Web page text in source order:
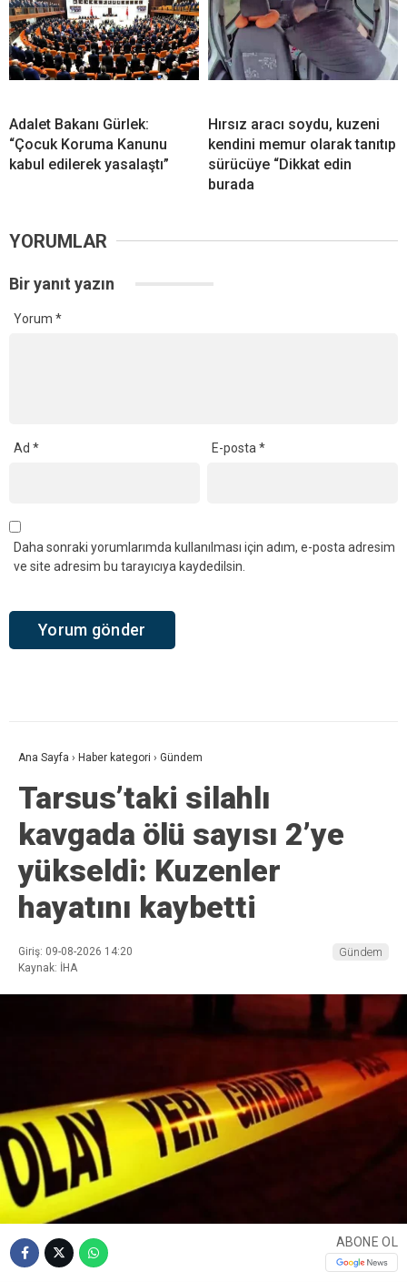
Adalet Bakanı Gürlek:
“Çocuk Koruma Kanunu
kabul edilerek yasalaştı”
Hırsız aracı soydu, kuzeni
kendini memur olarak tanıtıp
sürücüye “Dikkat edin
burada
YORUMLAR
Bir yanıt yazın
Yorum *
Ad * E-posta*
Daha sonraki yorumlarımda kullanılması için adım, e-posta adresim
ve site adresim bu tarayıcıya kaydedilsin.
Ana Sayfa › Haber kategori › Gündem
Tarsus’taki silahlı
kavgada ölü sayısı 2’ye
yükseldi: Kuzenler
hayatını kaybetti
Giriş: 09-08-2026 14:20
Kaynak: İHA
Gündem
ABONE OL